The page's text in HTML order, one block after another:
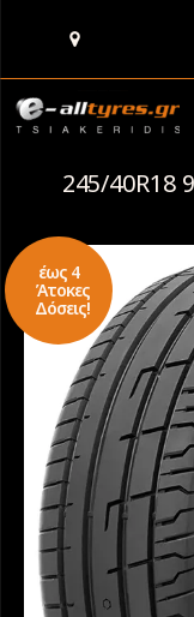
245/40R18
έως 4
Άτοκες
Δόσεις!